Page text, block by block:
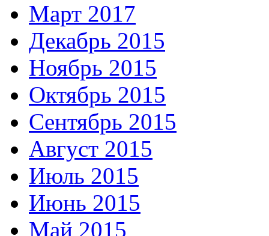
Март 2017
Декабрь 2015
Ноябрь 2015
Октябрь 2015
Сентябрь 2015
Август 2015
Июль 2015
Июнь 2015
Май 2015